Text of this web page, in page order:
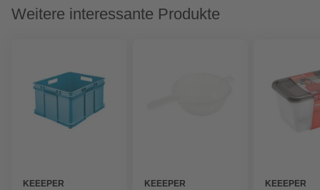
Weitere interessante Produkte
KEEEPER
KEEEPER
KEEEPER